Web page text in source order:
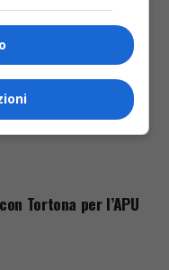
all’esordio,
per l’APU che
Tortona per l’APU